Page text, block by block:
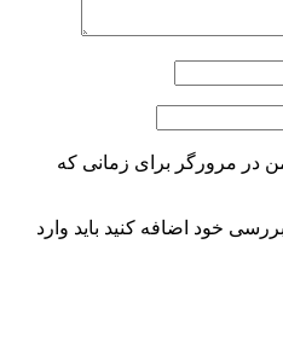
در مرورگر برای زمانی که
خود اضافه کنید باید وارد